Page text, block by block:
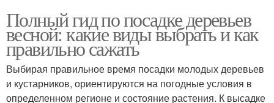
Полный гид по посадке деревьев
весной: какие виды выбрать и как
правильно сажать
Выбирая правильное время посадки молодых деревьев
и кустарников, ориентируются на погодные условия в
определенном регионе и состояние растения. К высадке